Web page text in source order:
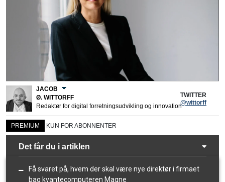
JACOB
Ø. WITTORFF
Redaktør for digital forretningsudvikling og innovation
TWITTER
@wittorff
PREMIUM KUN FOR ABONNENTER
Det får du i artiklen
Få svaret på, hvem der skal være nye direktør i firmaet
bag kvantecomputeren Magne